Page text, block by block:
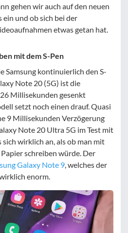
gehen wir auch auf den neuen
und ob sich bei der
etwas getan hat.
mit dem S-Pen
Samsung kontinuierlich den S-
Note 20 (5G) ist die
Millisekunden gesenkt
setzt noch einen drauf. Quasi
9 Millisekunden Verzögerung
Note 20 Ultra 5G im Test mit
sich wirklich an, als ob man mit
schreiben würde. Der
Galaxy Note 9, welches der
enorm.